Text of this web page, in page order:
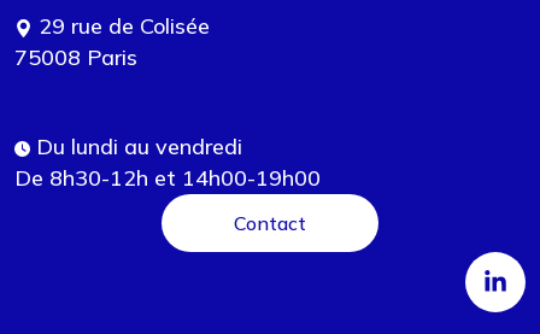
29 rue de Colisée
75008 Paris
Du lundi au vendredi
De 8h30-12h et 14h00-19h00
Contact